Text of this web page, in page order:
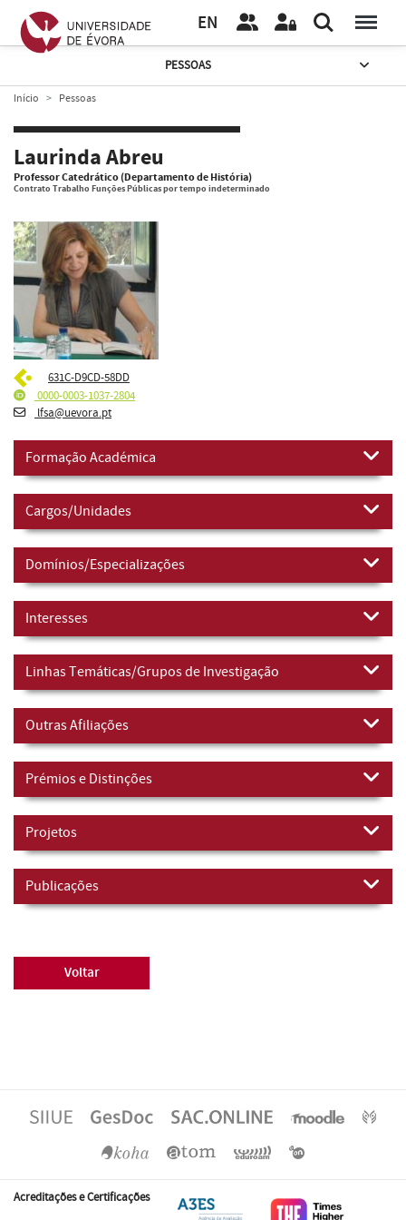
EN
PESSOAS
Início Pessoas
Laurinda Abreu
Professor Catedrático (Departamento de História)
Contrato Trabalho Funções Públicas por tempo indeterminado
631C-D9CD-58DD
0000-0003-1037-2804
lfsa@uevora.pt
Formação Académica
Cargos/Unidades
Domínios/Especializações
Interesses
Linhas Temáticas/Grupos de Investigação
Outras Afiliações
Prémios e Distinções
Projetos
Publicações
Voltar
Acreditações e Certificações